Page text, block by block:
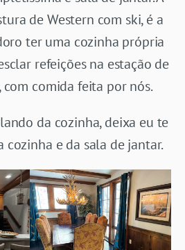
de Western com ski, é a
ter uma cozinha própria
refeições na estação de
com comida feita por nós.
da cozinha, deixa eu te
cozinha e da sala de jantar.